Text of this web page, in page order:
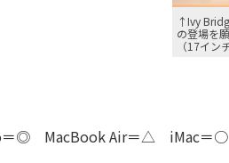
↑Ivy
の登場を
（17イン
＝◎ MacBook Air＝△ iMac＝○